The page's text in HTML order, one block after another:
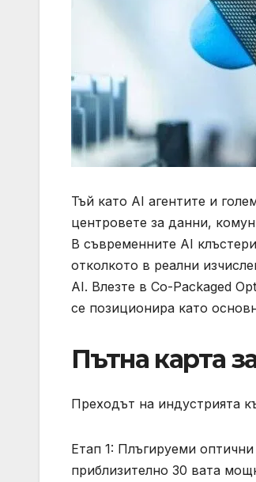
Тъй като AI агентите и
центровете за данни,
В съвременните AI
отколкото в реални
AI. Влезте в Co-Packaged
се позиционира като
Пътна карта
Преходът на индустрията
Етап 1: Плъгируеми
приблизително 30 вата